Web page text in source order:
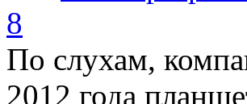
8
По слухам,
2012 года